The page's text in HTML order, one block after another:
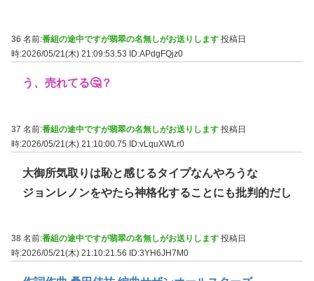
36 名前:番組の途中ですが翡翠の名無しがお送りします 投稿日
時:2026/05/21(木) 21:09:53.53
ID:APdgFQjz0
う、売れてる🤔？
37 名前:番組の途中ですが翡翠の名無しがお送りします 投稿日
時:2026/05/21(木) 21:10:00.75 ID:vLquXWLr0
大御所気取りは恥と感じるタイプなんやろうな
ジョンレノンをやたら神格化することにも批判的だし
38 名前:番組の途中ですが翡翠の名無しがお送りします 投稿日
時:2026/05/21(木) 21:10:21.56
ID:3YH6JH7M0